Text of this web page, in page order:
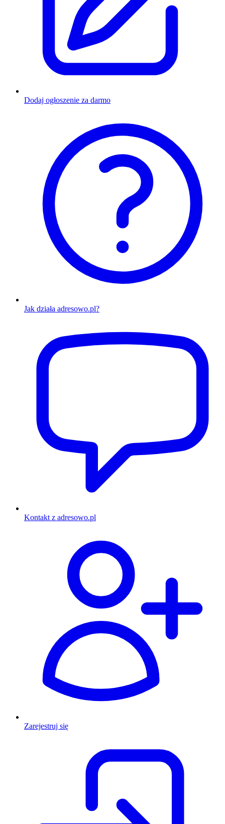
Dodaj ogłoszenie za darmo
Jak działa adresowo.pl?
Kontakt z adresowo.pl
Zarejestruj się